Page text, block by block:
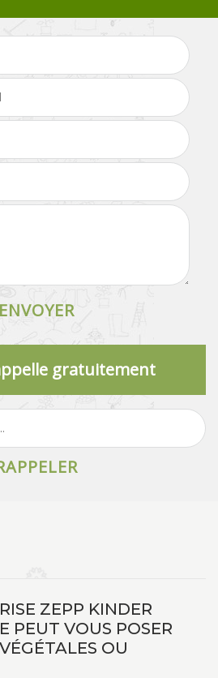
gratuitement
ZEPP KINDER
PEUT VOUS POSER
OU